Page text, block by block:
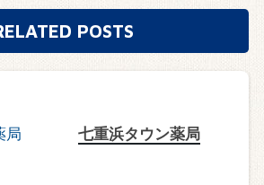
POSTS
七重浜タウン薬局